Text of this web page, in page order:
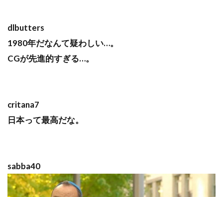
dlbutters
1980年だなんて疑わしい…。
CGが先進的すぎる…。
critana7
日本って最高だな。
sabba40